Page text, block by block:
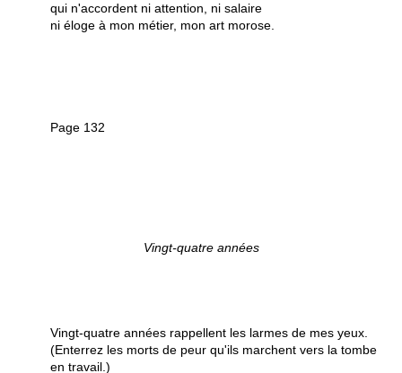
qui n'accordent ni attention, ni salaire
ni éloge à mon métier, mon art morose.
Page 132
Vingt-quatre années
Vingt-quatre années rappellent les larmes de mes yeux.
(Enterrez les morts de peur qu'ils marchent vers la tombe
en travail.)